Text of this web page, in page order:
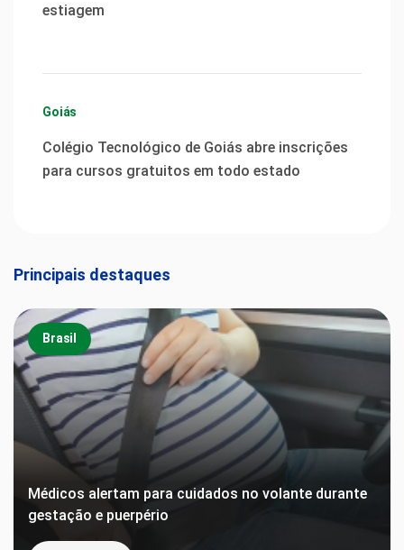
estiagem
Goiás
Colégio Tecnológico de Goiás abre inscrições
para cursos gratuitos em todo estado
Principais destaques
Brasil
Médicos alertam para cuidados no volante durante
gestação e puerpério